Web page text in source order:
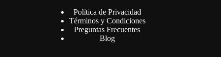
Política de Privacidad
Términos y Condiciones
Preguntas Frecuentes
Blog